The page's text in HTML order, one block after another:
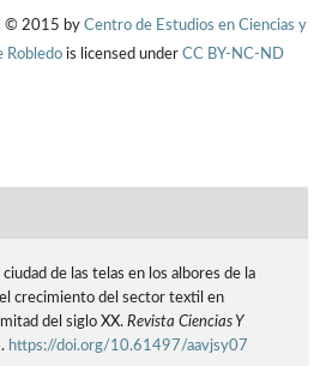
© 2015 by Centro de Estudios en Ciencias y
Robledo is licensed under CC BY-NC-ND
de las telas en los albores de la
crecimiento del sector textil en
del siglo XX. Revista Ciencias Y
https://doi.org/10.61497/aavjsy07